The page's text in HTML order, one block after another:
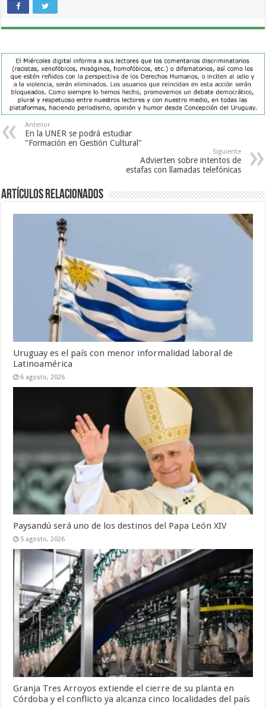
Anterior
En la UNER se podrá estudiar
"Formación en Gestión Cultural"
Siguiente
Advierten sobre intentos de
estafas con llamadas telefónicas
Artículos Relacionados
Uruguay es el país con menor informalidad laboral de
Latinoamérica
6 agosto, 2026
Paysandú será uno de los destinos del Papa León XIV
5 agosto, 2026
Granja Tres Arroyos extiende el cierre de su planta en
Córdoba y el conflicto ya alcanza cinco localidades del país